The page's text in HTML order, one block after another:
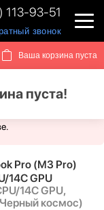
113-93-51
звонок
Ваша корзина пуста
пуста!
Вас доступен
Pro (M3 Pro)
14C GPU
14C GPU,
космос)